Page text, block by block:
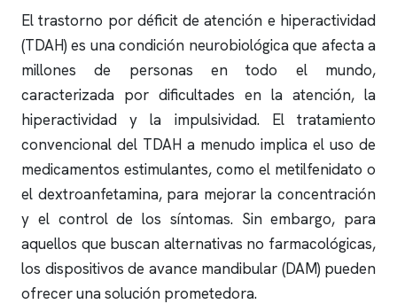
El trastorno por déficit de atención e hiperactividad
(TDAH) es una condición neurobiológica que afecta a
millones de personas en todo el mundo,
caracterizada por dificultades en la atención, la
hiperactividad y la impulsividad. El tratamiento
convencional del TDAH a menudo implica el uso de
medicamentos estimulantes, como el metilfenidato o
el dextroanfetamina, para mejorar la concentración
y el control de los síntomas. Sin embargo, para
aquellos que buscan alternativas no farmacológicas,
los dispositivos de avance mandibular (DAM) pueden
ofrecer una solución prometedora.